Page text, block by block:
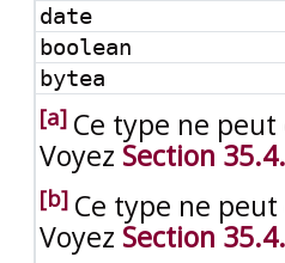
date
boolean
bytea
[a] Ce type ne
Voyez Section
[b] Ce type ne
Voyez Section